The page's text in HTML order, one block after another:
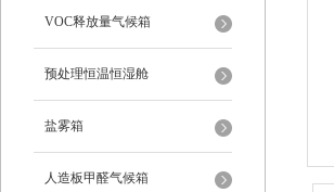
VOC释放量气候箱
预处理恒温恒湿舱
盐雾箱
人造板甲醛气候箱